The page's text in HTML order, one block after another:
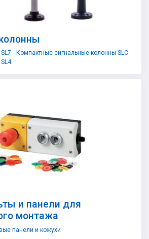
Компактные сигнальные колонны SLC
и панели для
монтажа
панели и кожухи